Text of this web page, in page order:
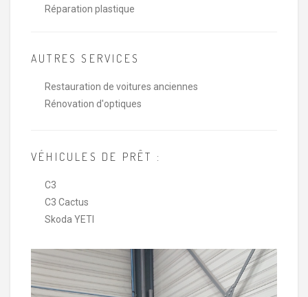
Réparation plastique
AUTRES SERVICES
Restauration de voitures anciennes
Rénovation d'optiques
VÉHICULES DE PRÊT :
C3
C3 Cactus
Skoda YETI